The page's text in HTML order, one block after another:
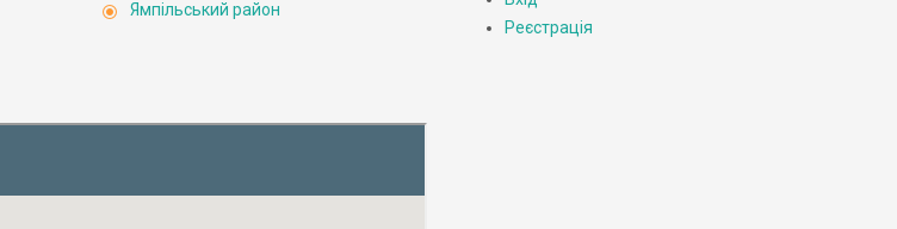
Ямпільський район
Реєстрація